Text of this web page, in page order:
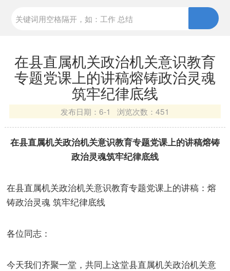
在县直属机关政治机关意识教育
专题党课上的讲稿熔铸政治灵魂
筑牢纪律底线
发布日期： 6-1 浏览次数： 451
在县直属机关政治机关意识教育专题党课上的讲稿熔铸
政治灵魂筑牢纪律底线
在县直属机关政治机关意识教育专题党课上的讲稿：熔
铸政治灵魂 筑牢纪律底线
各位同志：
今天我们齐聚一堂，共同上这堂县直属机关政治机关意